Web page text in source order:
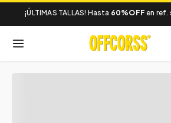
¡ÚLTIMAS TALLAS! Hasta 60%OFF en ref.